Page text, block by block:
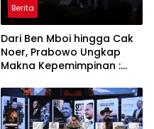
Berita
Dari Ben Mboi hingga Cak
Noer, Prabowo Ungkap
Makna Kepemimpinan :
Gunakan Akal Sehat